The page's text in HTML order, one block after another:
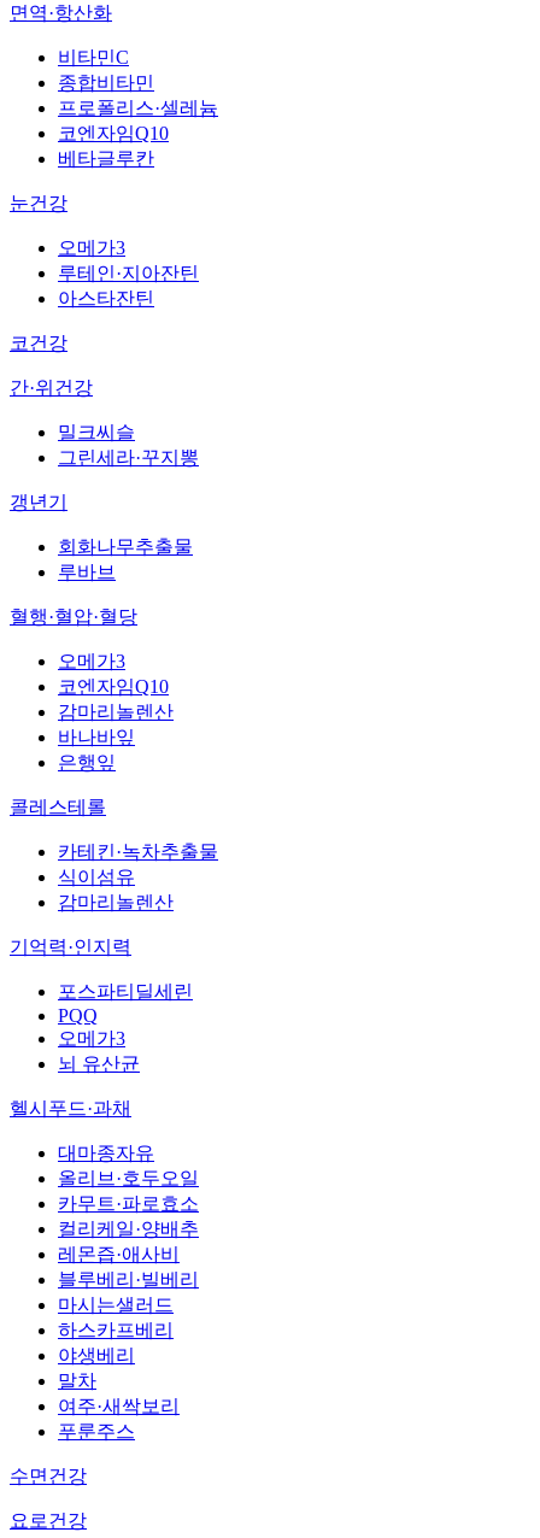
면역·항산화
비타민C
종합비타민
프로폴리스·셀레늄
코엔자임Q10
베타글루칸
눈건강
오메가3
루테인·지아잔틴
아스타잔틴
코건강
간·위건강
밀크씨슬
그린세라·꾸지뽕
갱년기
회화나무추출물
루바브
혈행·혈압·혈당
오메가3
코엔자임Q10
감마리놀렌산
바나바잎
은행잎
콜레스테롤
카테킨·녹차추출물
식이섬유
감마리놀렌산
기억력·인지력
포스파티딜세린
PQQ
오메가3
뇌 유산균
헬시푸드·과채
대마종자유
올리브·호두오일
카무트·파로효소
컬리케일·양배추
레몬즙·애사비
블루베리·빌베리
마시는샐러드
하스카프베리
야생베리
말차
여주·새싹보리
푸룬주스
수면건강
요로건강